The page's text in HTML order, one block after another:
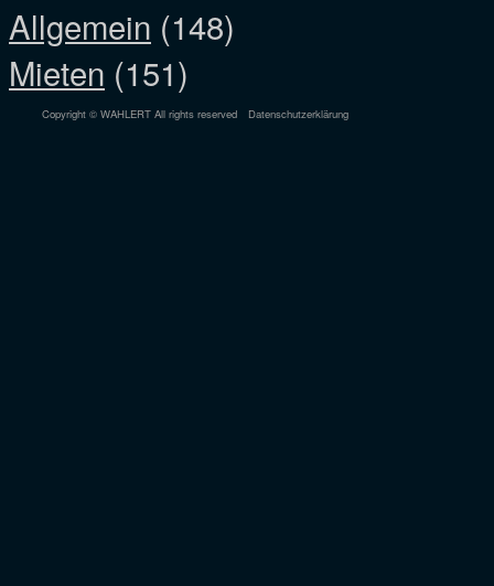
Allgemein (148)
Mieten (151)
Copyright © WAHLERT All rights reserved Datenschutzerklärung